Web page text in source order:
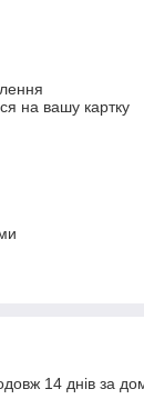
на вашу картку
14 днів за